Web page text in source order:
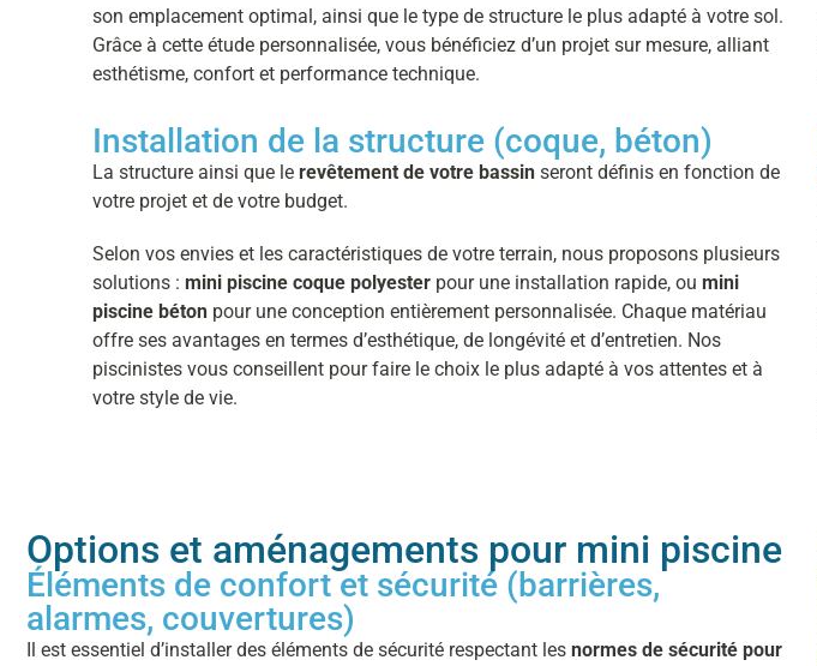
son emplacement optimal, ainsi que le type de structure le plus adapté à votre sol.
Grâce à cette étude personnalisée, vous bénéficiez d’un projet sur mesure, alliant
esthétisme, confort et performance technique.
Installation de la structure (coque, béton)
La structure ainsi que le revêtement de votre bassin seront définis en fonction de
votre projet et de votre budget.
Selon vos envies et les caractéristiques de votre terrain, nous proposons plusieurs
solutions : mini piscine coque polyester pour une installation rapide, ou mini
piscine béton pour une conception entièrement personnalisée. Chaque matériau
offre ses avantages en termes d’esthétique, de longévité et d’entretien. Nos
piscinistes vous conseillent pour faire le choix le plus adapté à vos attentes et à
votre style de vie.
Options et aménagements pour mini piscine
Éléments de confort et sécurité (barrières,
alarmes, couvertures)
Il est essentiel d’installer des éléments de sécurité respectant les normes de sécurité pour